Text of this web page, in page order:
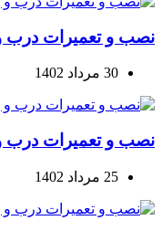
نصب و تعمیرات درب و
30 مرداد 1402
نصب و تعمیرات درب
25 مرداد 1402